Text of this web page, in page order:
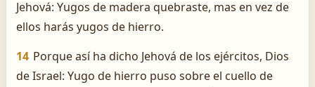
Jehová: Yugos de madera quebraste, mas en vez de
ellos harás yugos de hierro.
14 Porque así ha dicho Jehová de los ejércitos, Dios
de Israel: Yugo de hierro puso sobre el cuello de